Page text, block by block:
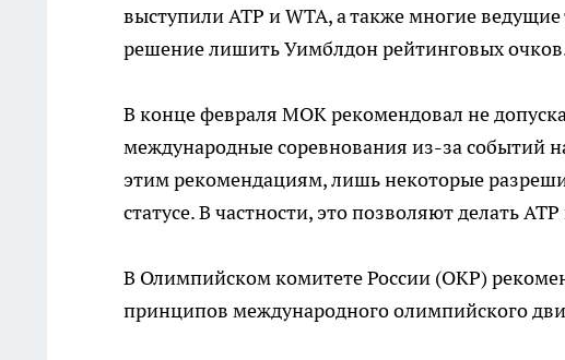
выступили ATP и WTA, а также многие
решение лишить Уимблдон рейтинговых
В конце февраля МОК рекомендовал не
международные соревнования из-за событий
этим рекомендациям, лишь некоторые
статусе. В частности, это позволяют делать
В Олимпийском комитете России (ОКР)
принципов международного олимпийского